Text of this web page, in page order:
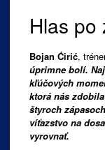
Hlas po
Bojan Ćirić,
úprimne bolí.
kľúčových
ktorá nás
štyroch
víťazstvo na
vyrovnať.